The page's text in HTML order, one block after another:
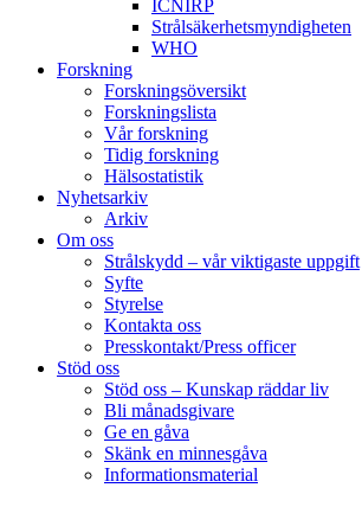
ICNIRP
Strålsäkerhetsmyndigheten
WHO
Forskning
Forskningsöversikt
Forskningslista
Vår forskning
Tidig forskning
Hälsostatistik
Nyhetsarkiv
Arkiv
Om oss
Strålskydd – vår viktigaste uppgift
Syfte
Styrelse
Kontakta oss
Presskontakt/Press officer
Stöd oss
Stöd oss – Kunskap räddar liv
Bli månadsgivare
Ge en gåva
Skänk en minnesgåva
Informationsmaterial